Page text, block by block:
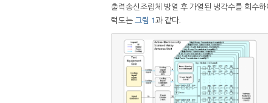
출력송신조립체 방열 후 가열된 냉각수를 회수
럭도는그림 1과 같다.